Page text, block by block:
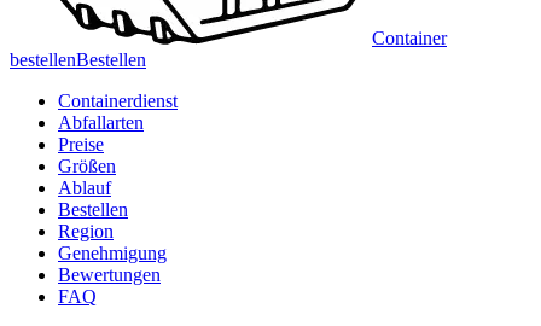
Container
bestellenBestellen
Containerdienst
Abfallarten
Preise
Größen
Ablauf
Bestellen
Region
Genehmigung
Bewertungen
FAQ